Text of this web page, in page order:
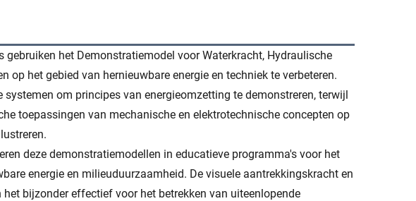
het Demonstratiemodel voor Waterkracht, Hydraulische
op het gebied van hernieuwbare energie en techniek te verbeteren.
om principes van energieomzetting te demonstreren, terwijl
toepassingen van mechanische en elektrotechnische concepten op
deze demonstratiemodellen in educatieve programma's voor het
energie en milieuduurzaamheid. De visuele aantrekkingskracht en
bijzonder effectief voor het betrekken van uiteenlopende